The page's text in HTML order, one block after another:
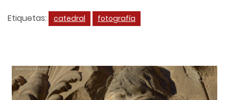
Etiquetas:
catedral fotografía